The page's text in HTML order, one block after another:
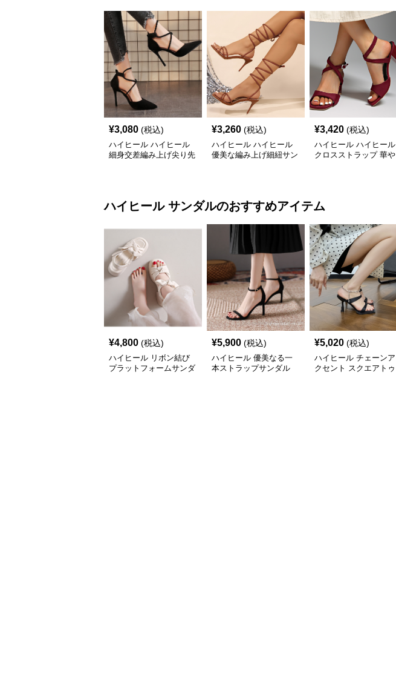
¥3,080 (税込)
ハイヒール ハイヒール
細身交差編み上げ尖り先
¥3,260 (税込)
ハイヒール ハイヒール
優美な編み上げ細紐サン
¥3,420 (税込)
ハイヒール ハイヒール
クロスストラップ 華や
ハイヒール サンダルのおすすめアイテム
¥4,800 (税込)
ハイヒール リボン結び
プラットフォームサンダ
¥5,900 (税込)
ハイヒール 優美なる一
本ストラップサンダル
¥5,020 (税込)
ハイヒール チェーンア
クセント スクエアトゥ